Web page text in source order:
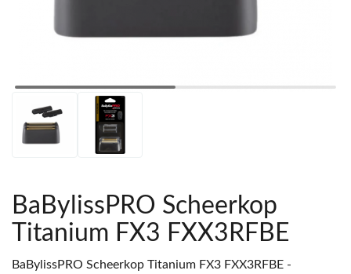
BaBylissPRO Scheerkop
Titanium FX3 FXX3RFBE
BaBylissPRO Scheerkop Titanium FX3 FXX3RFBE -